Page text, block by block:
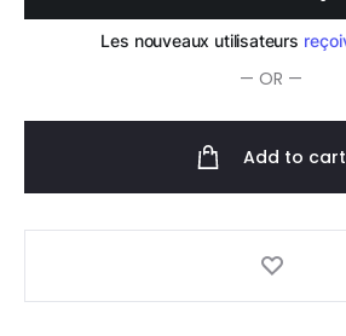
— OR —
Add to cart